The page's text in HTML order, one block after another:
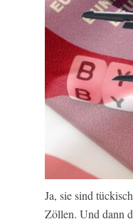
Ja, sie sind
Zöllen. Und dann